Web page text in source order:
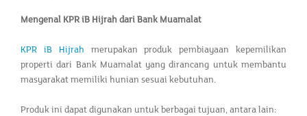
Mengenal KPR iB Hijrah dari Bank Muamalat
KPR iB Hijrah merupakan produk pembiayaan kepemilikan
properti dari Bank Muamalat yang dirancang untuk membantu
masyarakat memiliki hunian sesuai kebutuhan.
Produk ini dapat digunakan untuk berbagai tujuan, antara lain: